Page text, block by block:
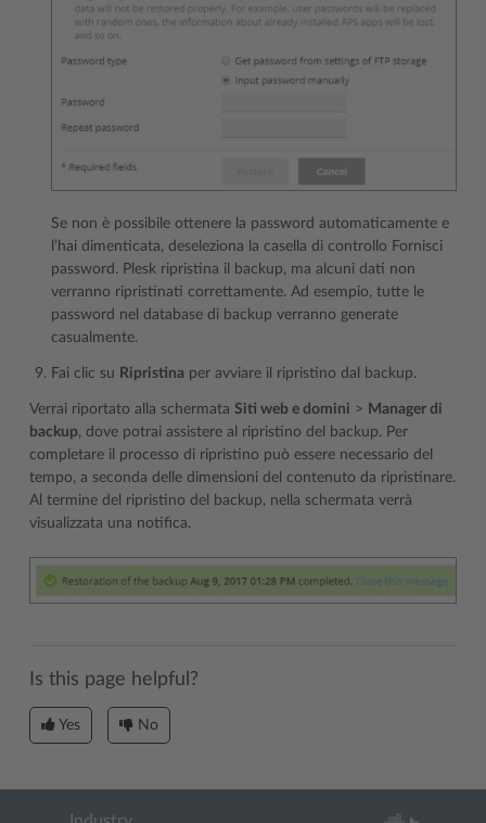
Se non è possibile ottenere la password automaticamente e
l’hai dimenticata, deseleziona la casella di controllo Fornisci
password. Plesk ripristina il backup, ma alcuni dati non
verranno ripristinati correttamente. Ad esempio, tutte le
password nel database di backup verranno generate
casualmente.
Fai clic su Ripristina per avviare il ripristino dal backup.
Verrai riportato alla schermata Siti web e domini > Manager di
backup, dove potrai assistere al ripristino del backup. Per
completare il processo di ripristino può essere necessario del
tempo, a seconda delle dimensioni del contenuto da ripristinare.
Al termine del ripristino del backup, nella schermata verrà
visualizzata una notifica.
Is this page helpful?
Yes No